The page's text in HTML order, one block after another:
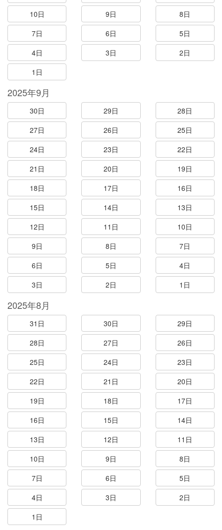
10日
9日
8日
7日
6日
5日
4日
3日
2日
1日
2025年9月
30日 29日
28日
27日
26日
25日
24日
23日
22日
21日
20日
19日
18日
17日
16日
15日
14日
13日
12日
11日
10日
9日
8日
7日
6日
5日
4日
3日
2日 1日
2025年8月
31日 30日
29日
28日
27日
26日
25日
24日
23日
22日
21日
20日
19日
18日
17日
16日
15日
14日
13日
12日
11日
10日
9日
8日
7日
6日
5日
4日
3日
2日
1日